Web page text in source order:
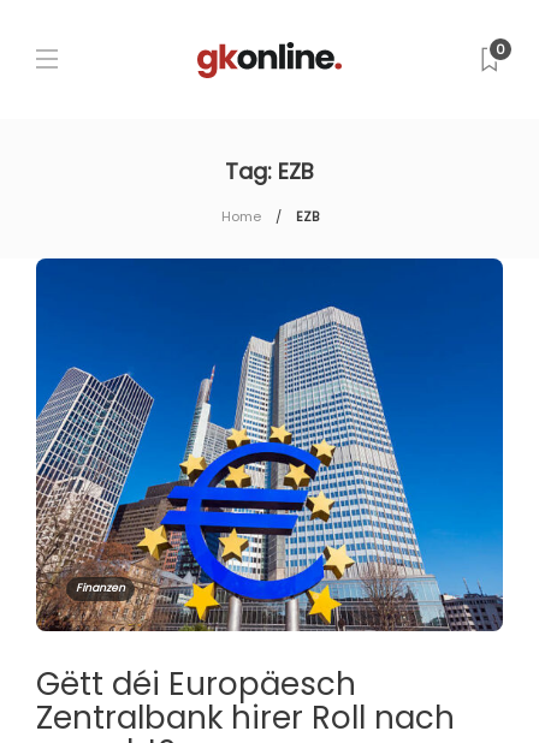
0
Tag: EZB
Home EZB
Finanzen
Gëtt déi Europäesch
Zentralbank hirer Roll nach